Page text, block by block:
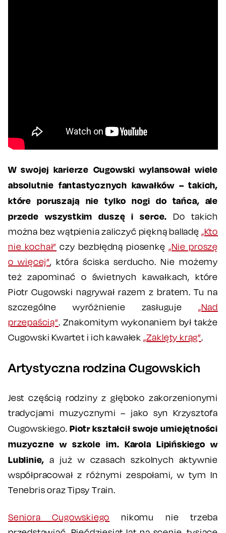
W swojej karierze Cugowski wylansował wiele
absolutnie fantastycznych kawałków – takich,
które poruszają nie tylko nogi do tańca, ale
przede wszystkim duszę i serce. Do takich
można bez wątpienia zaliczyć piękną balladę „Kto
nie kochał” czy bezbłędną piosenkę „Nie proszę
o więcej”, która ściska serducho. Nie możemy
też zapominać o świetnych kawałkach, które
Piotr Cugowski nagrywał razem z bratem. Tu na
szczególne wyróżnienie zasługuje „Nad
przepaścią”. Znakomitym wykonaniem był także
Cugowski Kwartet i ich kawałek „Zaklęty krąg”.
Artystyczna rodzina Cugowskich
Jest częścią rodziny z głęboko zakorzenionymi
tradycjami muzycznymi – jako syn Krzysztofa
Cugowskiego. Piotr kształcił swoje umiejętności
muzyczne w szkole im. Karola Lipińskiego w
Lublinie, a już w czasach szkolnych aktywnie
współpracował z różnymi zespołami, w tym In
Tenebris oraz Tipsy Train.
Seniora Cugowskiego nikomu nie trzeba